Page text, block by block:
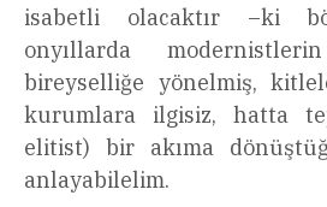
isabetli olacaktır –ki
onyıllarda
bireyselliğe yönelmiş,
kurumlara ilgisiz, hatta
elitist) bir akıma
anlayabilelim.